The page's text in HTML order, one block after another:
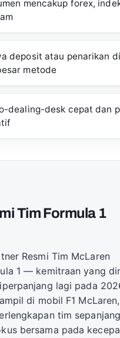
mencakup forex,
deposit atau penarikan di
metode
dealing-desk cepat dan
Tim Formula 1
Resmi Tim McLaren
1 — kemitraan yang
lagi pada
di mobil F1
tim
bersama pada